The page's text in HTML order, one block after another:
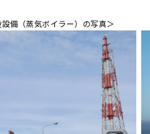
備（蒸気ボイラー）の写真＞